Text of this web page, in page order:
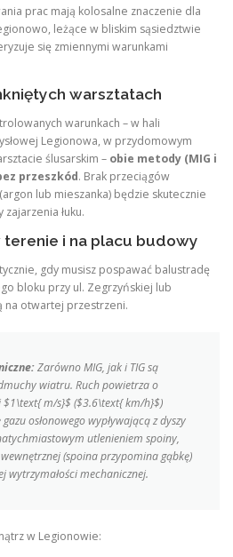
prac mają kolosalne znaczenie dla
leżące w bliskim sąsiedztwie
się zmiennymi warunkami
warsztatach
warunkach – w hali
Legionowa, w przydomowym
ślusarskim – obie metody (MIG i
przeszkód. Brak przeciągów
lub mieszanka) będzie skutecznie
łuku.
i na placu budowy
gdy musisz pospawać balustradę
bloku przy ul. Zegrzyńskiej lub
na otwartej przestrzeni.
Zarówno MIG, jak i TIG są
wiatru. Ruch powietrza o
m/s}$ ($3.6\text{ km/h}$)
osłonowego wypływającą z dyszy
utlenieniem spoiny,
(spoina przypomina gąbkę)
wytrzymałości mechanicznej.
w Legionowie: